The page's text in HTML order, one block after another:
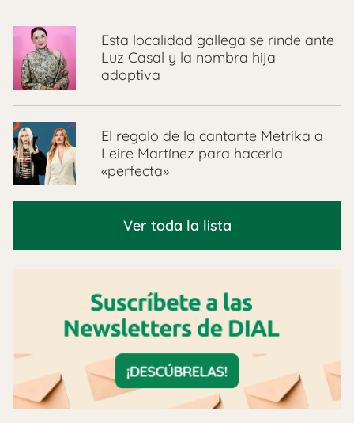
Esta localidad gallega se rinde ante
Luz Casal y la nombra hija
adoptiva
El regalo de la cantante Metrika a
Leire Martínez para hacerla
«perfecta»
Ver toda la lista